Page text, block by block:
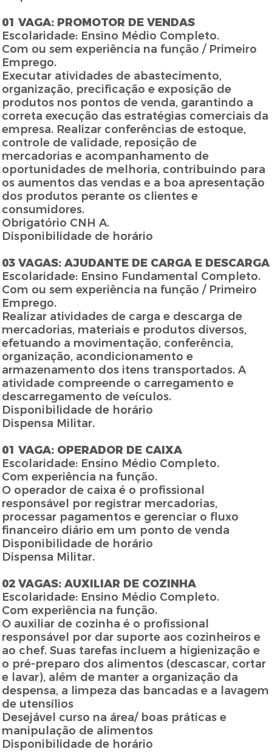
01 VAGA: PROMOTOR DE VENDAS
Escolaridade: Ensino Médio Completo.
Com ou sem experiência na função / Primeiro
Emprego.
Executar atividades de abastecimento,
organização, precificação e exposição de
produtos nos pontos de venda, garantindo a
correta execução das estratégias comerciais da
empresa. Realizar conferências de estoque,
controle de validade, reposição de
mercadorias e acompanhamento de
oportunidades de melhoria, contribuindo para
os aumentos das vendas e a boa apresentação
dos produtos perante os clientes e
consumidores.
Obrigatório CNH A.
Disponibilidade de horário
03 VAGAS: AJUDANTE DE CARGA E DESCARGA
Escolaridade: Ensino Fundamental Completo.
Com ou sem experiência na função / Primeiro
Emprego.
Realizar atividades de carga e descarga de
mercadorias, materiais e produtos diversos,
efetuando a movimentação, conferência,
organização, acondicionamento e
armazenamento dos itens transportados. A
atividade compreende o carregamento e
descarregamento de veículos.
Disponibilidade de horário
Dispensa Militar.
01 VAGA: OPERADOR DE CAIXA
Escolaridade: Ensino Médio Completo.
Com experiência na função.
O operador de caixa é o profissional
responsável por registrar mercadorias,
processar pagamentos e gerenciar o fluxo
financeiro diário em um ponto de venda
Disponibilidade de horário
Dispensa Militar.
02 VAGAS: AUXILIAR DE COZINHA
Escolaridade: Ensino Médio Completo.
Com experiência na função.
O auxiliar de cozinha é o profissional
responsável por dar suporte aos cozinheiros e
ao chef. Suas tarefas incluem a higienização e
o pré-preparo dos alimentos (descascar, cortar
e lavar), além de manter a organização da
despensa, a limpeza das bancadas e a lavagem
de utensílios
Desejável curso na área/ boas práticas e
manipulação de alimentos
Disponibilidade de horário